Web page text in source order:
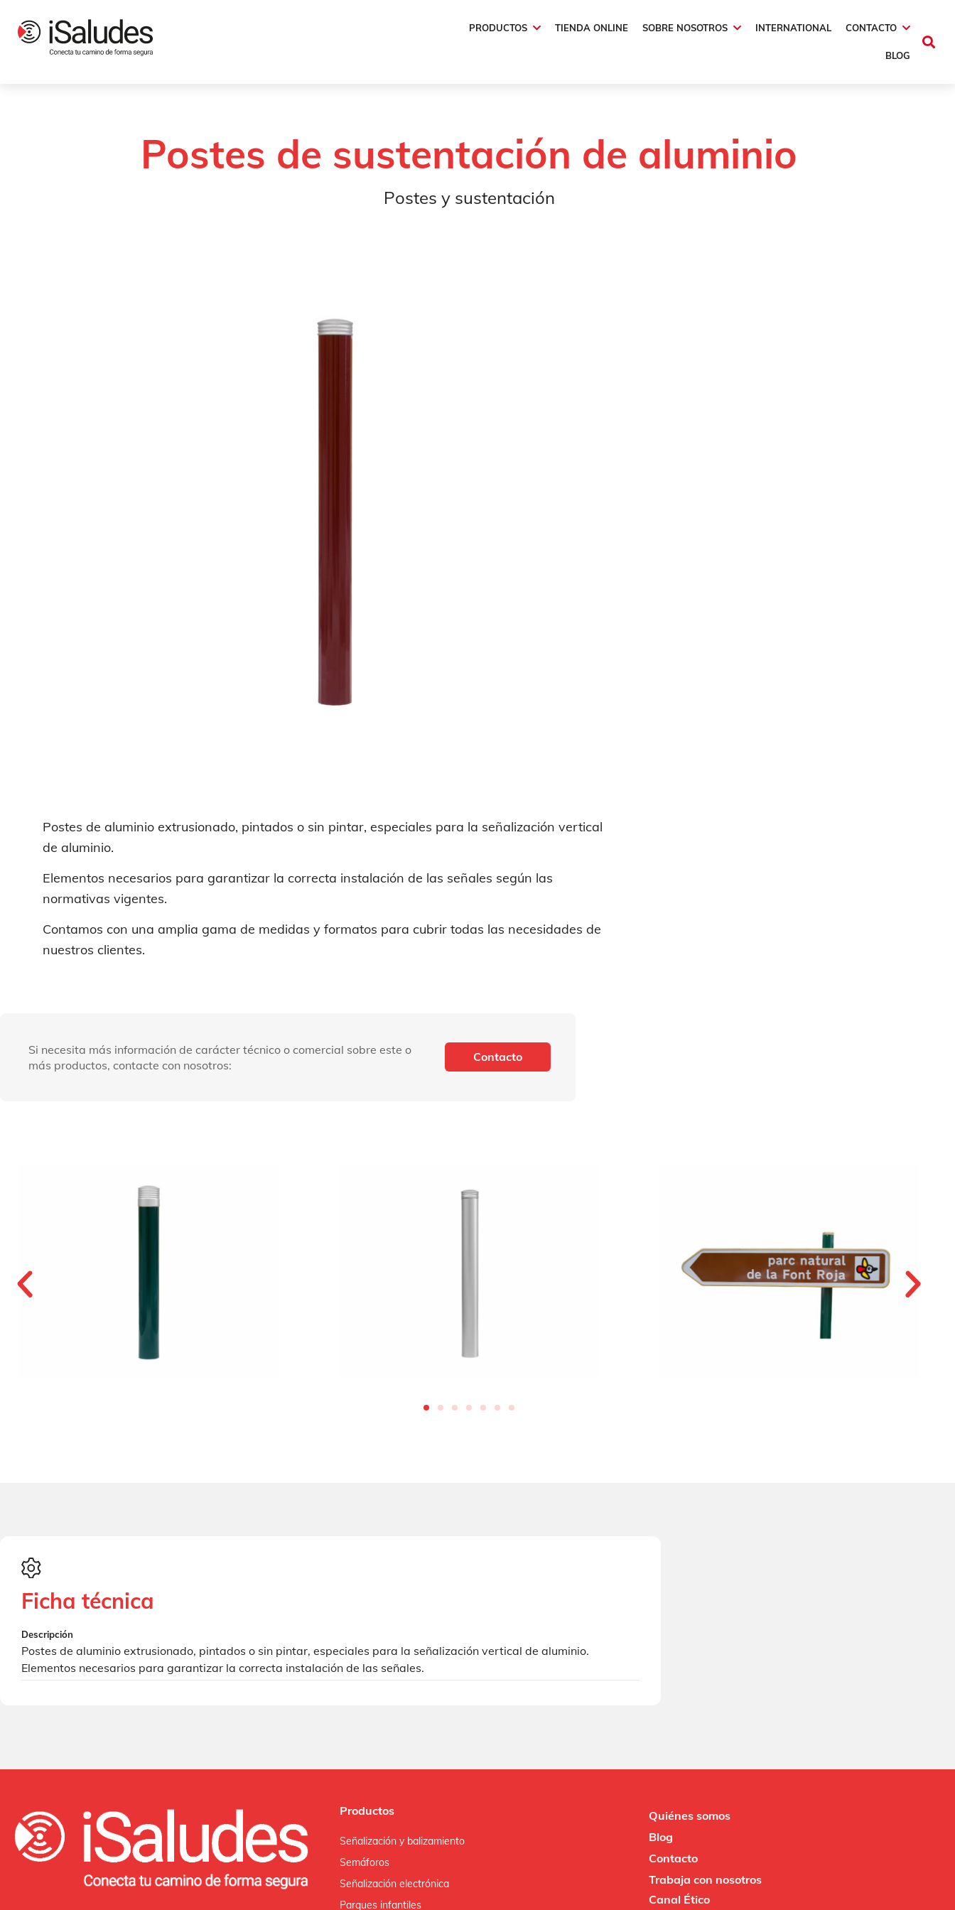
PRODUCTOS TIENDA ONLINE SOBRE NOSOTROS INTERNATIONAL CONTACTO
BLOG
Postes de sustentación de aluminio
Postes y sustentación
Postes de aluminio extrusionado, pintados o sin pintar, especiales para la señalización vertical
de aluminio.
Elementos necesarios para garantizar la correcta instalación de las señales según las
normativas vigentes.
Contamos con una amplia gama de medidas y formatos para cubrir todas las necesidades de
nuestros clientes.
Si necesita más información de carácter técnico o comercial sobre este o
más productos, contacte con nosotros:
Contacto
Ficha técnica
Descripción
Postes de aluminio extrusionado, pintados o sin pintar, especiales para la señalización vertical de aluminio.
Elementos necesarios para garantizar la correcta instalación de las señales.
Productos
Señalización y balizamiento
Semáforos
Señalización electrónica
Parques infantiles
Quiénes somos
Blog
Contacto
Trabaja con nosotros
Canal Ético